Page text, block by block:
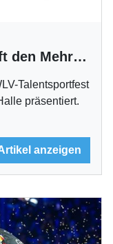
Leichtathletik | Göring trifft den Mehrkampf-Nachwuchs
Talentsportfest
präsentiert.
anzeigen